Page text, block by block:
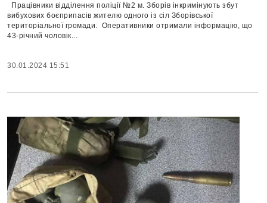
Працівники відділення поліції №2 м. Зборів інкримінують збут
вибухових боєприпасів жителю одного із сіл Зборівської
територіальної громади. Оперативники отримали інформацію, що
43-річний чоловік...
30.01.2024 15:51